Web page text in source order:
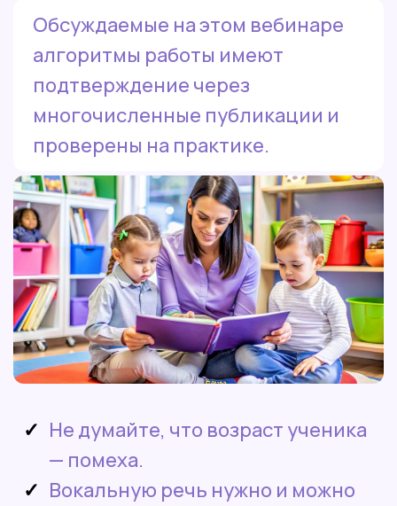
Обсуждаемые на этом вебинаре
алгоритмы работы имеют
подтверждение через
многочисленные публикации и
проверены на практике.
Не думайте, что возраст ученика
— помеха.
Вокальную речь нужно и можно